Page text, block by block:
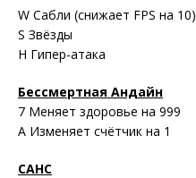
W Сабли (снижает FPS на 10)
S Звёзды
H Гипер-атака
Бессмертная Андайн
7 Меняет здоровье на 999
A Изменяет счётчик на 1
САНС